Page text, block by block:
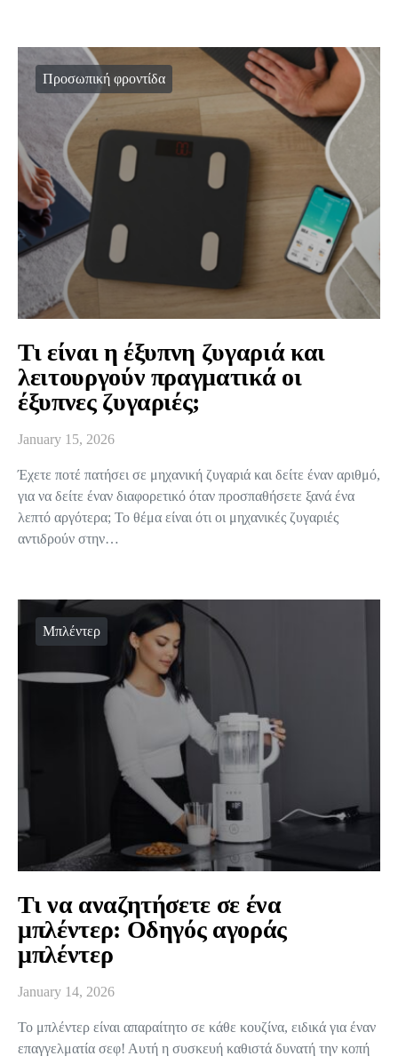
Προσωπική φροντίδα
Τι είναι η έξυπνη ζυγαριά και
λειτουργούν πραγματικά οι
έξυπνες ζυγαριές;
January 15, 2026
Έχετε ποτέ πατήσει σε μηχανική ζυγαριά και δείτε έναν αριθμό,
για να δείτε έναν διαφορετικό όταν προσπαθήσετε ξανά ένα
λεπτό αργότερα; Το θέμα είναι ότι οι μηχανικές ζυγαριές
αντιδρούν στην…
Μπλέντερ
Τι να αναζητήσετε σε ένα
μπλέντερ: Οδηγός αγοράς
μπλέντερ
January 14, 2026
Το μπλέντερ είναι απαραίτητο σε κάθε κουζίνα, ειδικά για έναν
επαγγελματία σεφ! Αυτή η συσκευή καθιστά δυνατή την κοπή